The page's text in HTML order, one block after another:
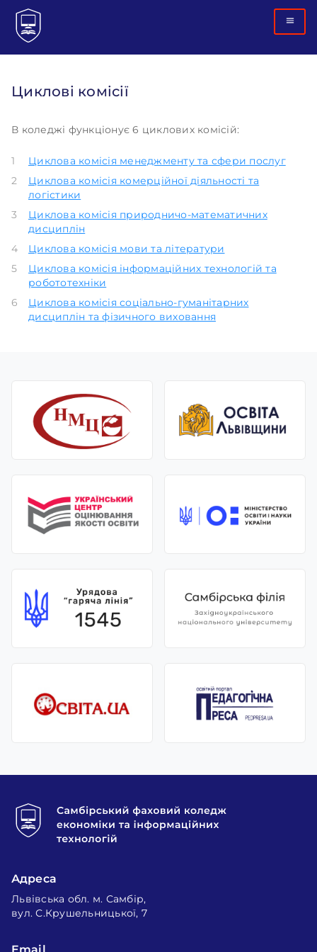
Циклові комісії
В коледжі функціонує 6 циклових комісій:
1
Циклова комісія менеджменту та сфери послуг
2
Циклова комісія комерційної діяльності та
логістики
3
Циклова комісія природничо-математичних
дисциплін
4
Циклова комісія мови та літератури
5
Циклова комісія інформаційних технологій та
робототехніки
6
Циклова комісія соціально-гуманітарних
дисциплін та фізичного виховання
Адреса
Львівська обл. м. Самбір,
вул. С.Крушельницької, 7
Email